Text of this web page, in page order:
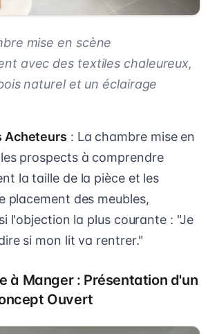
mise en scène
avec des textiles chaleureux,
naturel et un éclairage
Acheteurs : La chambre mise en
prospects à comprendre
la taille de la pièce et les
placement des meubles,
l'objection la plus courante : "Je
si mon lit va rentrer."
à Manger : Présentation d'un
Ouvert